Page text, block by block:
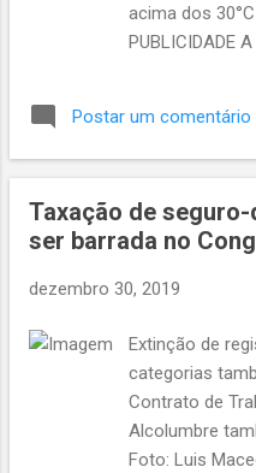
acima dos
PUBLICIDADE
ultravioleta em
Vendavais e
calor ainda irá
refresco só
marcas que
poderá
raios e
Postar um comentário
Taxação de
ser barrada no
dezembro 30, 2019
Extinção de
categorias
Contrato de
Alcolumbre
Foto: Luis